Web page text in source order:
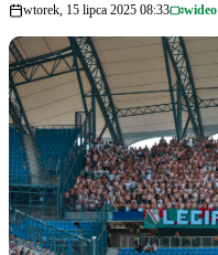
wtorek, 15 lipca 2025 08:33 wideo